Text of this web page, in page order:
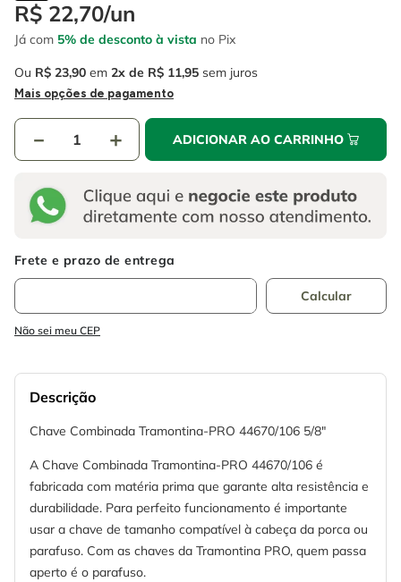
R$ 22,70/un
Já com 5% de desconto à vista no Pix
Ou R$ 23,90 em 2 R$ 11,95 sem juros
Mais opções de pagamento
＋
－ ADICIONAR AO CARRINHO
Não sei meu CEP
Descrição
Chave Combinada Tramontina-PRO 44670/106 5/8"
A Chave Combinada Tramontina-PRO 44670/106 é
fabricada com matéria prima que garante alta resistência e
durabilidade. Para perfeito funcionamento é importante
usar a chave de tamanho compatível à cabeça da porca ou
parafuso. Com as chaves da Tramontina PRO, quem passa
aperto é o parafuso.
6 º serra copo
7º luva
8º fio
alicate
º escada
º serra circular
º serra copo
fio
alicate